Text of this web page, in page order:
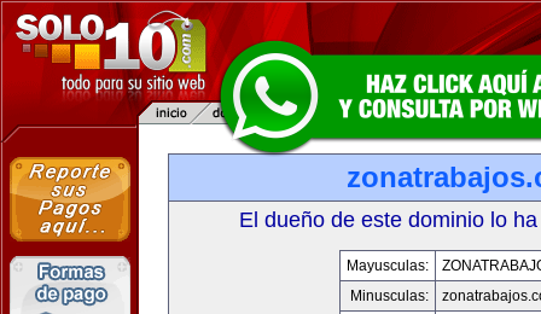
El dueño de este dominio lo
Mayusculas:
Minusculas: